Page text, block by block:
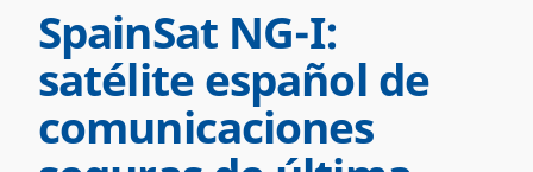
SpainSat NG-I:
satélite español de
comunicaciones